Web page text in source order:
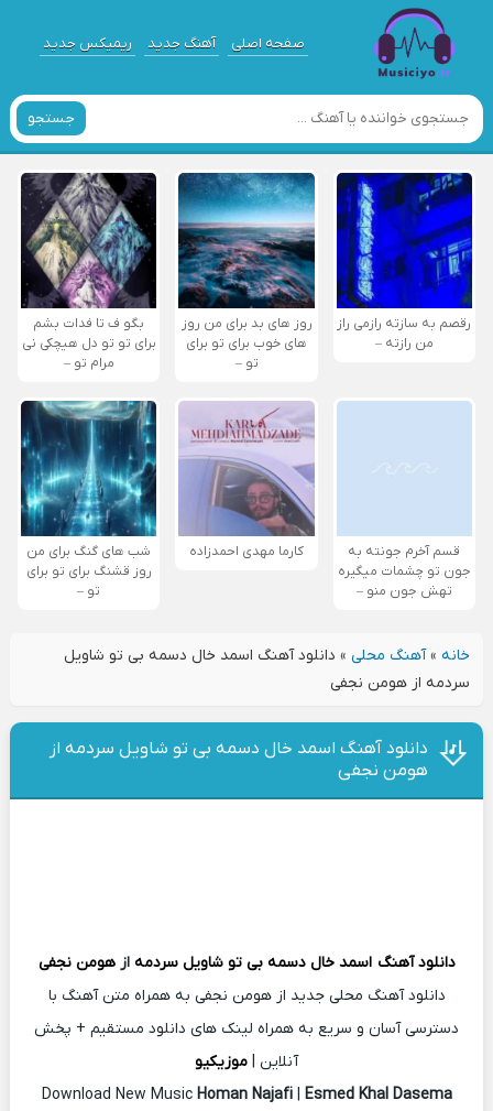
صفحه اصلی آهنگ جدید ریمیکس جدید
جستجو
رقصم به سازته رازمی راز
من رازته –
روز های بد برای من روز
های خوب برای تو برای
تو –
بگو ف تا فدات بشم
برای تو تو دل هیچکی نی
مرام تو –
قسم آخرم جونته به
جون تو چشمات میگیره
تهش جون منو –
کارما مهدی احمدزاده
شب های گنگ برای من
روز قشنگ برای تو برای
تو –
خانه»آهنگ محلی» دانلود آهنگ اسمد خال دسمه بی تو شاویل
سردمه از هومن نجفی
دانلود آهنگ اسمد خال دسمه بی تو شاویل سردمه از
هومن نجفی
دانلود آهنگ اسمد خال دسمه بی تو شاویل سردمه ازهومن نجفی
دانلود آهنگ محلی جدید از هومن نجفی به همراه متن آهنگ با
دسترسی آسان و سریع به همراه لینک های دانلود مستقیم + پخش
آنلاین | موزیکیو
Download New Music Homan Najafi| Esmed Khal Dasema